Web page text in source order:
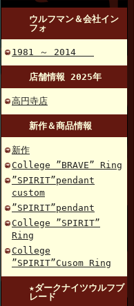
ウルフマン＆会社イン
フォ
1981 ～ 2014
店舗情報 2025年
高円寺店
新作＆商品情報
新作
College ”BRAVE” Ring
”SPIRIT”pendant
custom
”SPIRIT”pendant
College ”SPIRIT”
Ring
College
”SPIRIT”Cusom Ring
★ダークナイツウルフブ
レード